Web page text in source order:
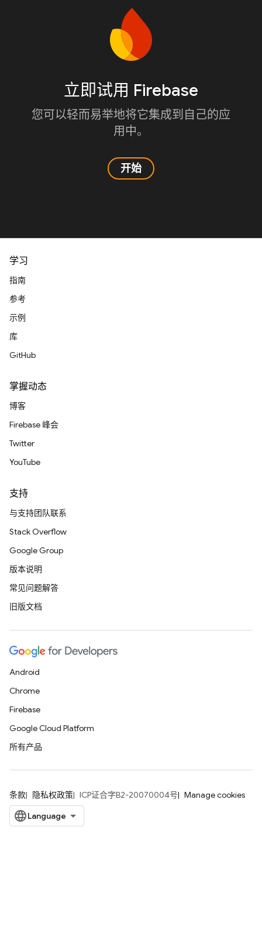
立即试用 Firebase
您可以轻而易举地将它集成到自己的应
用中。
开始
学习
指南
参考
示例
库
GitHub
掌握动态
博客
Firebase 峰会
Twitter
YouTube
支持
与支持团队联系
Stack Overflow
Google Group
版本说明
常见问题解答
旧版文档
Android
Chrome
Firebase
Google Cloud Platform
所有产品
条款 隐私权政策 ICP证合字B2-20070004号 Manage cookies